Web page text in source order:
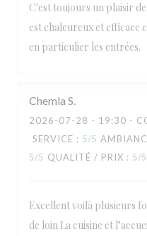
C'est toujours un plaisir
est chaleureux et efficace
en particulier les entrées.
Chemla S
2026-07-28 - 19:30 -
SERVICE : 5/5
5/5 QUALITÉ / PRIX : 5/5
Excellent voilà plusieurs
de loin La cuisine et